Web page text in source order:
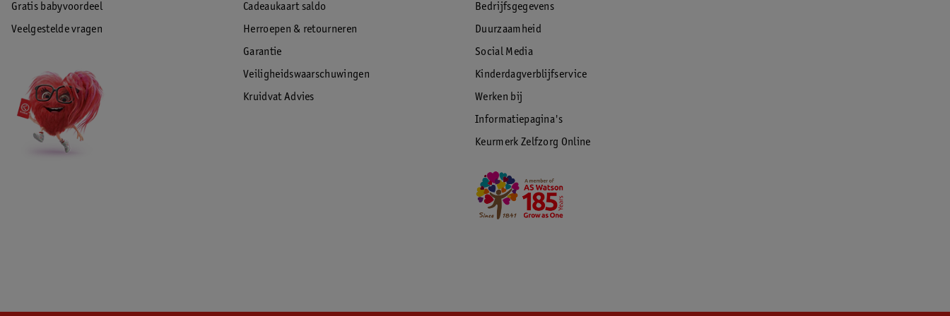
Gratis babyvoordeel
Veelgestelde vragen
Cadeaukaart saldo
Herroepen & retourneren
Garantie
Veiligheidswaarschuwingen
Kruidvat Advies
Bedrijfsgegevens
Duurzaamheid
Social Media
Kinderdagverblijfservice
Werken bij
Informatiepagina's
Keurmerk Zelfzorg Online